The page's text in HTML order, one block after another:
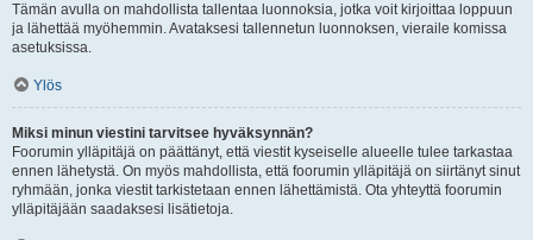
Tämän avulla on mahdollista tallentaa luonnoksia, jotka voit kirjoittaa loppuun
ja lähettää myöhemmin. Avataksesi tallennetun luonnoksen, vieraile komissa
asetuksissa.
Ylös
Miksi minun viestini tarvitsee hyväksynnän?
Foorumin ylläpitäjä on päättänyt, että viestit kyseiselle alueelle tulee tarkastaa
ennen lähetystä. On myös mahdollista, että foorumin ylläpitäjä on siirtänyt sinut
ryhmään, jonka viestit tarkistetaan ennen lähettämistä. Ota yhteyttä foorumin
ylläpitäjään saadaksesi lisätietoja.